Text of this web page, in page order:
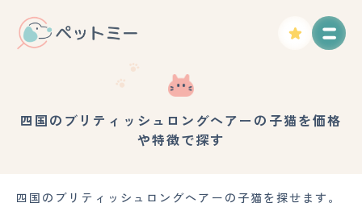
四国のブリティッシュロングヘアーの子猫を価格
や特徴で探す
四国のブリティッシュロングヘアーの子猫を探せます。